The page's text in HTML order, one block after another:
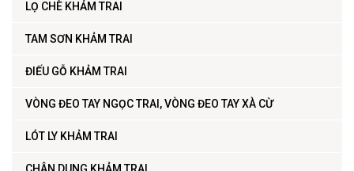
LỌ CHÈ KHẢM TRAI
TAM SƠN KHẢM TRAI
ĐIẾU GỖ KHẢM TRAI
VÒNG ĐEO TAY NGỌC TRAI, VÒNG ĐEO TAY XÀ CỪ
LÓT LY KHẢM TRAI
CHÂN DUNG KHẢM TRAI